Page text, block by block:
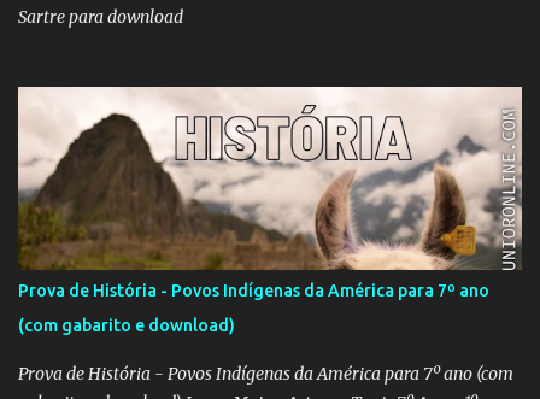
Sartre para download
Prova de História - Povos Indígenas da América para 7º ano
(com gabarito e download)
Prova de História - Povos Indígenas da América para 7º ano (com